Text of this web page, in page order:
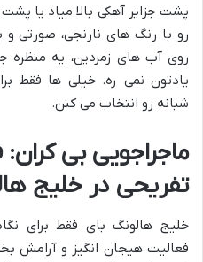
پشت جزایر آهکی بالا میاد یا
رو با رنگ های نارنجی، صورتی
روی آب های زمردین، یه منظره
یادتون نمی ره. خیلی ها فقط
شبانه رو انتخاب می کنن.
ماجراجویی بی
تفریحی در خلیج
خلیج هالونگ بای فقط برای
فعالیت هیجان انگیز و آرامش